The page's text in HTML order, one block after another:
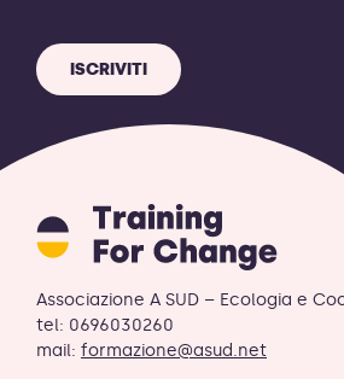
ISCRIVITI
Training
for
Change
logo
-
retornar
Associazione A SUD – Ecologia e
tel: 0696030260
mail: formazione@asud.net